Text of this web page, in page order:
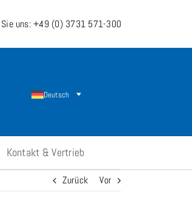
uns: +49 (0) 3731 571-300
Deutsch
Kontakt & Vertrieb
Zurück Vor